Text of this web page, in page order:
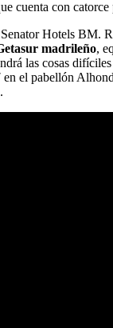
cuenta con catorce
Hotels BM.
madrileño,
las cosas
el pabellón